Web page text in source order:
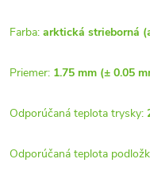
Farba: arktická strieborná
Priemer: 1.75 mm (± 0.05
Odporúčaná teplota trysky:
Odporúčaná teplota